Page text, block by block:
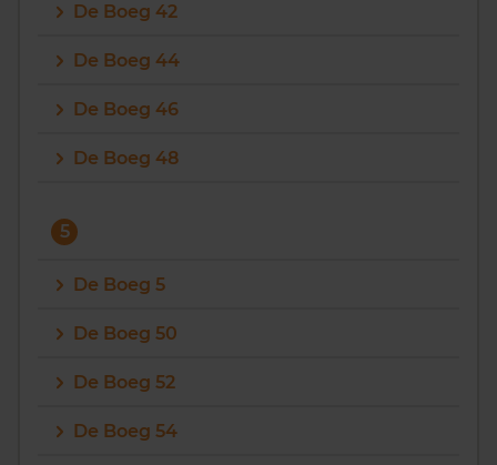
De Boeg 42
De Boeg 44
De Boeg 46
De Boeg 48
5
De Boeg 5
De Boeg 50
De Boeg 52
De Boeg 54